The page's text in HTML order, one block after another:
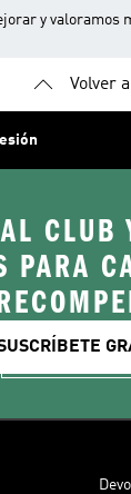
y valoramos
Volver
CLUB
PARA